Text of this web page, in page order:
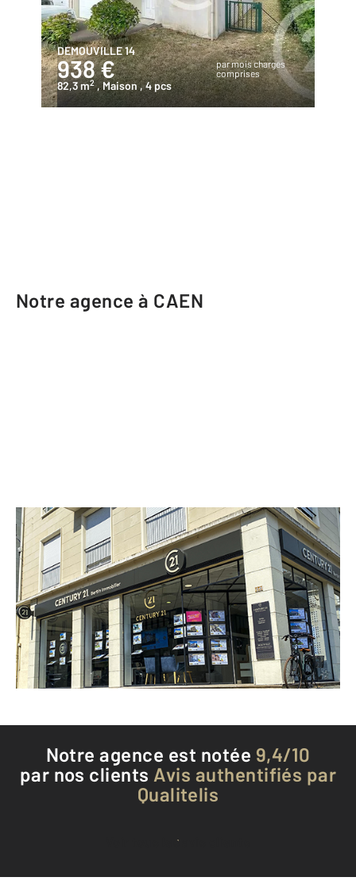
DEMOUVILLE 14
938 €
par mois charges
comprises
82,3 m2 , Maison, 4 pcs
Notre agence à CAEN
CENTURY 21 Bertin Immobilier
31 rue des Jacobins
CAEN - 14000
Envoyer un message
Téléphoner à l'agence
Notre agence est notée 9,4/10
par nos clients Avis authentifiés par
Qualitelis
Voir tous les avis clients